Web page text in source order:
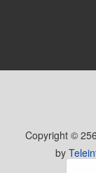
Copyright ©
by